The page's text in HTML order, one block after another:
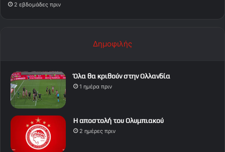
2 εβδομάδες πριν
Δημοφιλής
Όλα θα κριθούν στην Ολλανδία
1 ημέρα πριν
Η αποστολή του Ολυμπιακού
2 ημέρες πριν